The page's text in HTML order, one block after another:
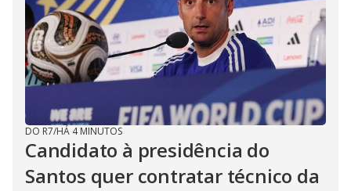
DO R7/HÁ 4 MINUTOS
Candidato à presidência do
Santos quer contratar técnico da